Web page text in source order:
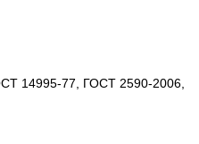
14995-77, ГОСТ 2590-2006,